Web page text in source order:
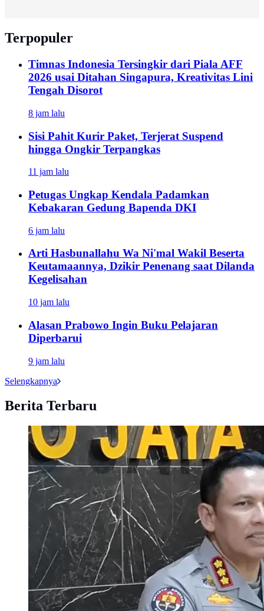
Terpopuler
Timnas Indonesia Tersingkir dari Piala AFF
2026 usai Ditahan Singapura, Kreativitas Lini
Tengah Disorot
8 jam lalu
Sisi Pahit Kurir Paket, Terjerat Suspend
hingga Ongkir Terpangkas
11 jam lalu
Petugas Ungkap Kendala Padamkan
Kebakaran Gedung Bapenda DKI
6 jam lalu
Arti Hasbunallahu Wa Ni'mal Wakil Beserta
Keutamaannya, Dzikir Penenang saat Dilanda
Kegelisahan
10 jam lalu
Alasan Prabowo Ingin Buku Pelajaran
Diperbarui
9 jam lalu
Selengkapnya
Berita Terbaru